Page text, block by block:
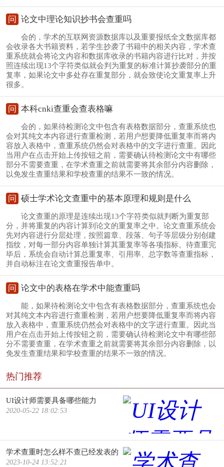
问 论文中理论知识抄书会查重吗
会的，学术的互联网资源数据库以及重要报纸全文数据库都
会收录各大书籍资料，若学生抄袭了书籍中的相关内容，学术查
重系统就会将论文内容和数据库收录的书籍内容进行比对，并按
照连续出现13个字符类似就会判为重复的标准计算抄袭部分的重
复率，如果论文中多处存在重复部分，就会致使论文重复率上升
很多。
问 本科cnki查重会查表格嘛
会的，如果待检测论文中包含有表格数据部分，查重系统也
会对其纯文本内容进行查重检测，若用户想要降低重复率而将内
容放入表格中，查重系统仍然会对表格中的文字进行查重。因此
当用户在点击开始上传按钮之前，需要确认待检测论文中有哪些
部分不需要查重，在学术查重之前就需要将其余部分内容删除，
以免发生查重结果和学校查重的结果不一致的情况。
问 硕士学术论文查重中的基本原理和规则是什么
论文查重的原理是连续出现13个字符类似就判断为重复部
分，并将重复的内容计算到论文的重复率之中。论文查重系统会
先对内容进行分层处理，按照篇章、段落、句子等层级分别创建
指纹，对每一部分内容单独计算其重复率等各项指标。待查重完
毕后，系统会自动计算总重复率、引用率、总字数等查重指标，
并自动标注在论文查重报告单中。
问 论文中的表格在学术中能查重吗
能，如果待检测论文中包含有表格数据部分，查重系统也会
对其纯文本内容进行查重检测，若用户想要降低重复率而将内容
放入表格中，查重系统仍然会对表格中的文字进行查重。因此当
用户在点击开始上传按钮之前，需要确认待检测论文中有哪些部
分不需要查重，在学术查重之前就需要将其余部分内容删除，以
免发生查重结果和学校查重的结果不一致的情况。
热门推荐
UI设计师需要具备哪些能力
2020-05-22 18:02:53
学术查重时怎么样不查已经发表的
2023-10-24 13:52:21